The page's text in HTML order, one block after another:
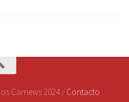
Carnews 2024 / Contacto